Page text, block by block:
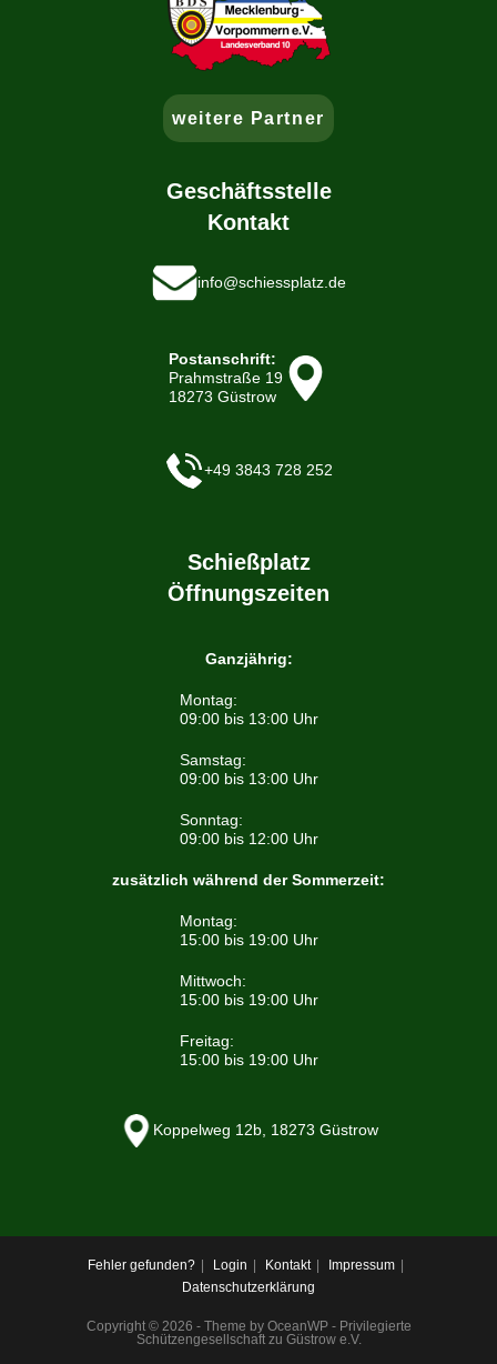
weitere Partner
Geschäftsstelle
Kontakt
info@schiessplatz.de
Postanschrift:
Prahmstraße 19
18273 Güstrow
+49 3843 728 252
Schießplatz
Öffnungszeiten
Ganzjährig:
Montag:
09:00 bis 13:00 Uhr
Samstag:
09:00 bis 13:00 Uhr
Sonntag:
09:00 bis 12:00 Uhr
zusätzlich während der Sommerzeit:
Montag:
15:00 bis 19:00 Uhr
Mittwoch:
15:00 bis 19:00 Uhr
Freitag:
15:00 bis 19:00 Uhr
Koppelweg 12b, 18273 Güstrow
Fehler gefunden? Login Kontakt
Impressum
Datenschutzerklärung
Copyright © 2026 - Theme by OceanWP - Privilegierte
Schützengesellschaft zu Güstrow e.V.